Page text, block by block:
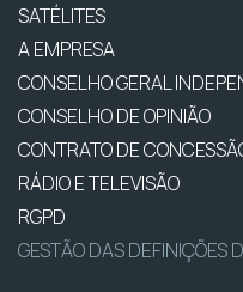
SATÉLITES
A EMPRESA
CONSELHO GERAL
CONSELHO DE OPINIÃO
CONTRATO DE
RÁDIO E TELEVISÃO
RGPD
GESTÃO DAS DEFINIÇÕES